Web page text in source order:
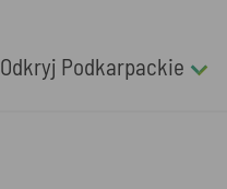
Odkryj Podkarpackie